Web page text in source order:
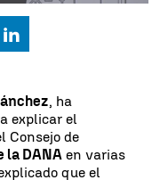
Linkedin
, ha
explicar el
Consejo de
la DANA en varias
que el